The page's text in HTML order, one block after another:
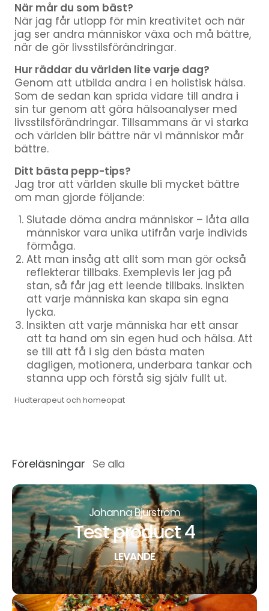
När mår du som bäst?
När jag får utlopp för min kreativitet och när
jag ser andra människor växa och må bättre,
när de gör livsstilsförändringar.
Hur räddar du världen lite varje dag?
Genom att utbilda andra i en holistisk hälsa.
Som de sedan kan sprida vidare till andra i
sin tur genom att göra hälsoanalyser med
livsstilsförändringar. Tillsammans är vi starka
och världen blir bättre när vi människor mår
bättre.
Ditt bästa pepp-tips?
Jag tror att världen skulle bli mycket bättre
om man gjorde följande:
Slutade döma andra människor – låta alla
människor vara unika utifrån varje individs
förmåga.
Att man insåg att allt som man gör också
reflekterar tillbaks. Exemplevis ler jag på
stan, så får jag ett leende tillbaks. Insikten
att varje människa kan skapa sin egna
lycka.
Insikten att varje människa har ett ansar
att ta hand om sin egen hud och hälsa. Att
se till att få i sig den bästa maten
dagligen, motionera, underbara tankar och
stanna upp och förstå sig själv fullt ut.
Hudterapeut och homeopat
Föreläsningar Se alla
Johanna Bjurström
Test product 4
LEVANDE